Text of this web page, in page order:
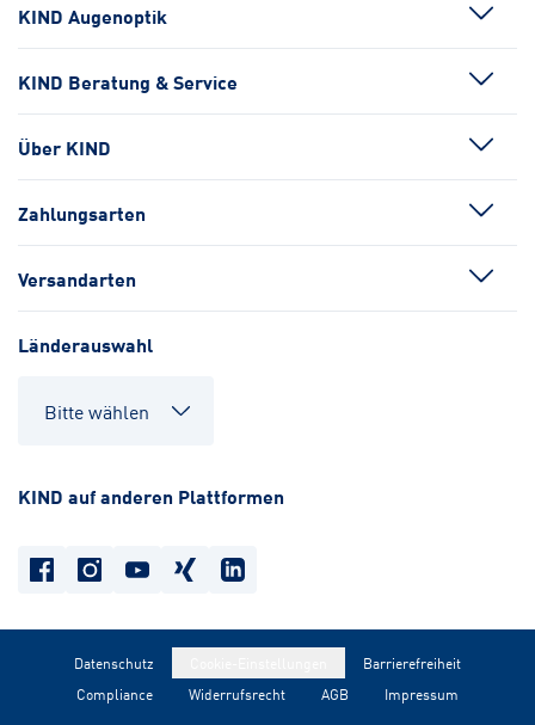
KIND Augenoptik
KIND Beratung & Service
Über KIND
Zahlungsarten
Versandarten
Länderauswahl
KIND auf anderen Plattformen
Datenschutz
Barrierefreiheit
Compliance
Widerrufsrecht AGB Impressum